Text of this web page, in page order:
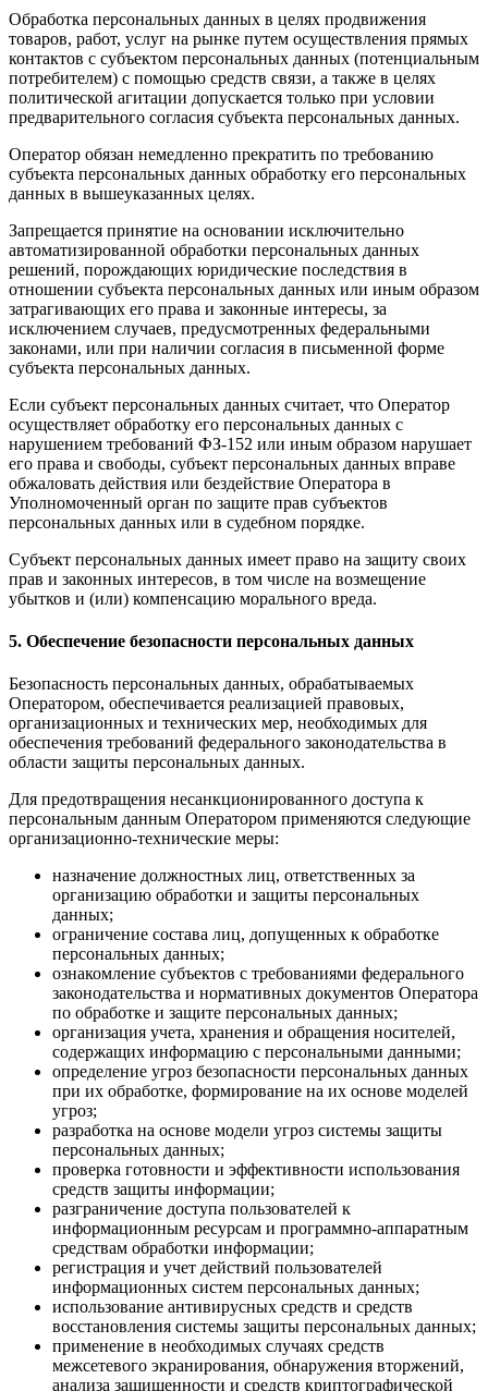
Обработка персональных данных в целях продвижения
товаров, работ, услуг на рынке путем осуществления прямых
контактов с субъектом персональных данных (потенциальным
потребителем) с помощью средств связи, а также в целях
политической агитации допускается только при условии
предварительного согласия субъекта персональных данных.
Оператор обязан немедленно прекратить по требованию
субъекта персональных данных обработку его персональных
данных в вышеуказанных целях.
Запрещается принятие на основании исключительно
автоматизированной обработки персональных данных
решений, порождающих юридические последствия в
отношении субъекта персональных данных или иным образом
затрагивающих его права и законные интересы, за
исключением случаев, предусмотренных федеральными
законами, или при наличии согласия в письменной форме
субъекта персональных данных.
Если субъект персональных данных считает, что Оператор
осуществляет обработку его персональных данных с
нарушением требований ФЗ-152 или иным образом нарушает
его права и свободы, субъект персональных данных вправе
обжаловать действия или бездействие Оператора в
Уполномоченный орган по защите прав субъектов
персональных данных или в судебном порядке.
Субъект персональных данных имеет право на защиту своих
прав и законных интересов, в том числе на возмещение
убытков и (или) компенсацию морального вреда.
5. Обеспечение безопасности персональных данных
Безопасность персональных данных, обрабатываемых
Оператором, обеспечивается реализацией правовых,
организационных и технических мер, необходимых для
обеспечения требований федерального законодательства в
области защиты персональных данных.
Для предотвращения несанкционированного доступа к
персональным данным Оператором применяются следующие
организационно-технические меры:
назначение должностных лиц, ответственных за
организацию обработки и защиты персональных
данных;
ограничение состава лиц, допущенных к обработке
персональных данных;
ознакомление субъектов с требованиями федерального
законодательства и нормативных документов Оператора
по обработке и защите персональных данных;
организация учета, хранения и обращения носителей,
содержащих информацию с персональными данными;
определение угроз безопасности персональных данных
при их обработке, формирование на их основе моделей
угроз;
разработка на основе модели угроз системы защиты
персональных данных;
проверка готовности и эффективности использования
средств защиты информации;
разграничение доступа пользователей к
информационным ресурсам и программно-аппаратным
средствам обработки информации;
регистрация и учет действий пользователей
информационных систем персональных данных;
использование антивирусных средств и средств
восстановления системы защиты персональных данных;
применение в необходимых случаях средств
межсетевого экранирования, обнаружения вторжений,
анализа защищенности и средств криптографической